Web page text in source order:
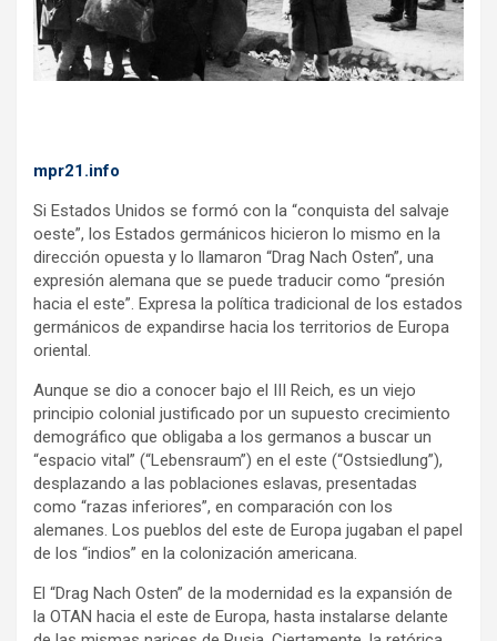
k
mpr21.info
Si Estados Unidos se formó con la “conquista del salvaje
oeste”, los Estados germánicos hicieron lo mismo en la
dirección opuesta y lo llamaron “Drag Nach Osten”, una
expresión alemana que se puede traducir como “presión
hacia el este”. Expresa la política tradicional de los estados
germánicos de expandirse hacia los territorios de Europa
oriental.
Aunque se dio a conocer bajo el III Reich, es un viejo
principio colonial justificado por un supuesto crecimiento
demográfico que obligaba a los germanos a buscar un
“espacio vital” (“Lebensraum”) en el este (“Ostsiedlung”),
desplazando a las poblaciones eslavas, presentadas
como “razas inferiores”, en comparación con los
alemanes. Los pueblos del este de Europa jugaban el papel
de los “indios” en la colonización americana.
El “Drag Nach Osten” de la modernidad es la expansión de
la OTAN hacia el este de Europa, hasta instalarse delante